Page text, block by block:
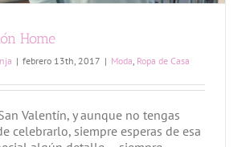
Home
| febrero 13th, 2017 | Moda Ropa de Casa
Valentín, y aunque no tengas
celebrarlo, siempre esperas de esa